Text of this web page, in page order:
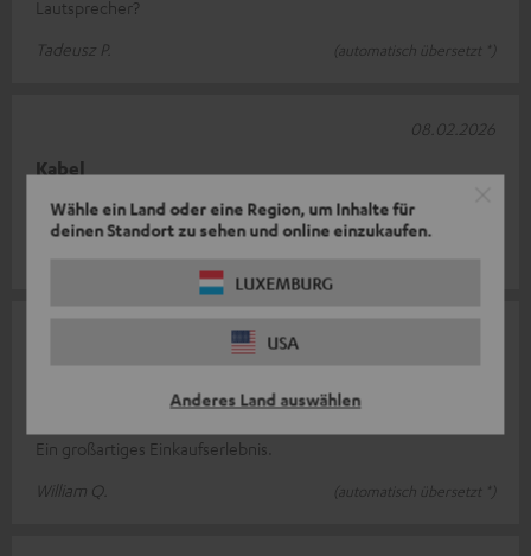
Wähle ein Land oder eine Region, um Inhalte für
deinen Standort zu sehen und online einzukaufen.
LUXEMBURG
USA
Anderes Land auswählen
Lautsprecher?
Tadeusz P.
(automatisch übersetzt *)
Kabel
Alles top
08.02.2026
Ein großartiges Einkaufserlebnis.
William Q.
(automatisch übersetzt *)